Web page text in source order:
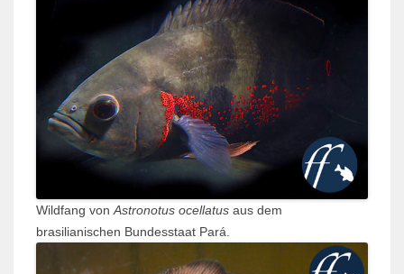
Wildfang von Astronotus ocellatus aus dem
brasilianischen Bundesstaat Pará.